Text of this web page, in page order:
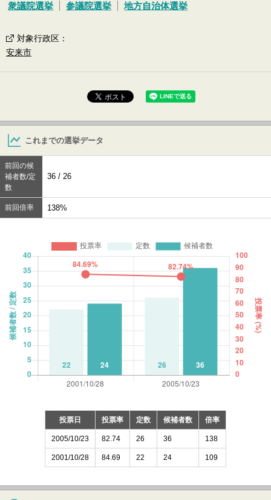
衆議院選挙 参議院選挙 地方自治体選挙
対象行政区 ：
安来市
これまでの選挙データ
前回の候
補者数/定
数
36 / 26
前回倍率 138%
投票日 投票率 定数 候補者数 倍率
2005/10/23 82.74 26 36 138
2001/10/28 84.69 22 24 109